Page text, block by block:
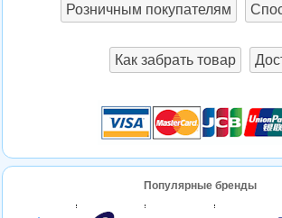
Розничным покупателям
Как забрать товар
Популярные бренды